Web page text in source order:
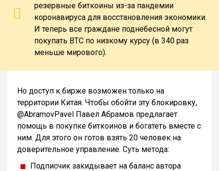
резервные биткоины из-за пандемии
коронавируса для восстановления экономики.
И теперь все граждане поднебесной могут
покупать BTC по низкому курсу (в 340 раз
меньше мирового).
Но доступ к бирже возможен только на
территории Китая. Чтобы обойти эту блокировку,
@AbramovPavel Павел Абрамов предлагает
помощь в покупке биткоинов и богатеть вместе с
ним. Для этого он готов взять 20 человек на
доверительное управление. Суть метода:
Подписчик закидывает на баланс автора